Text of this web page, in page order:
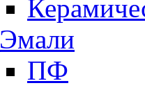
Эмали
ПФ